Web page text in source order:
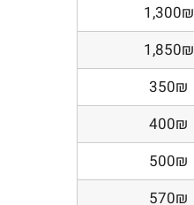
1,300₪
1,850₪
350₪
400₪
500₪
570₪